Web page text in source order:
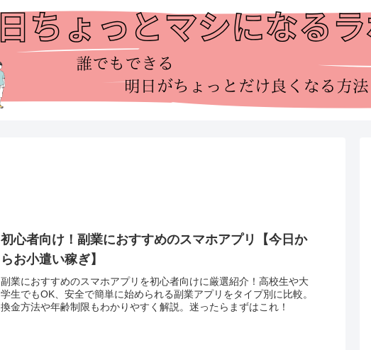
初心者向け！副業におすすめのスマホアプリ【今日か
らお小遣い稼ぎ】
副業におすすめのスマホアプリを初心者向けに厳選紹介！高校生や大
学生でもOK、安全で簡単に始められる副業アプリをタイプ別に比較。
換金方法や年齢制限もわかりやすく解説。迷ったらまずはこれ！